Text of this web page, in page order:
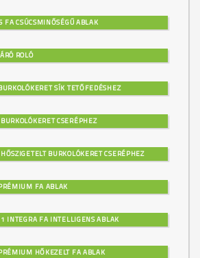
FA CSÚCSMINŐSÉGŰ ABLAK
ROLÓ
SÍK TETŐFEDÉSHEZ
CSERÉPHEZ
BURKOLÓKERET CSERÉPHEZ
FA ABLAK
INTEGRA FA INTELLIGENS ABLAK
HŐKEZELT FA ABLAK